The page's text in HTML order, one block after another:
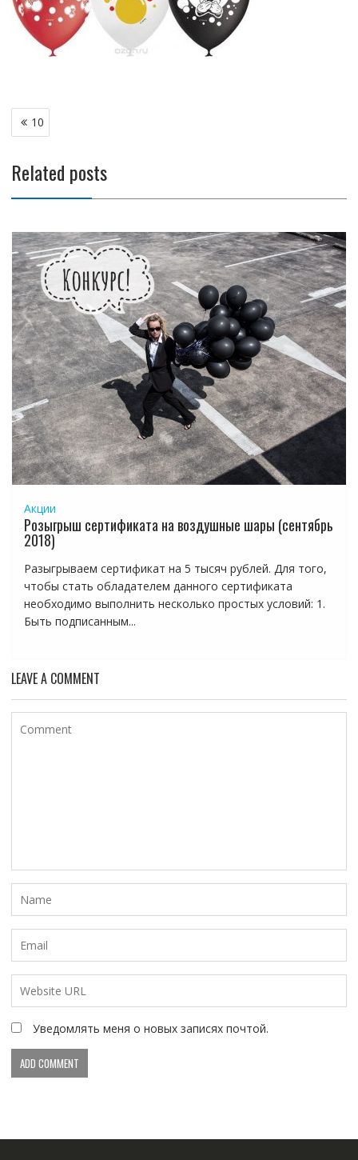
Навигация
по
записям
10
Related posts
Акции
Розыгрыш сертификата на воздушные шары (сентябрь
2018)
Разыгрываем сертификат на 5 тысяч рублей. Для того,
чтобы стать обладателем данного сертификата
необходимо выполнить несколько простых условий: 1.
Быть подписанным...
LEAVE A COMMENT
Уведомлять меня о новых записях почтой.